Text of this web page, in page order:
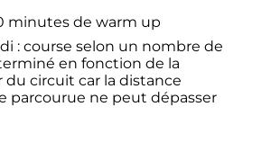
minutes de warm up
: course selon un nombre de
en fonction de la
du circuit car la distance
parcourue ne peut dépasser